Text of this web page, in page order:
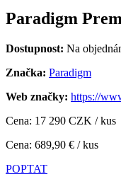
Paradigm
Dostupnost: Na
Značka: Paradigm
Web značky: https://
Cena: 17 290 CZK / kus
Cena: 689,90 € / kus
POPTAT